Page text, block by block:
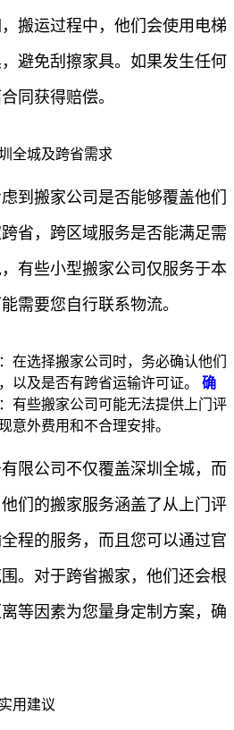
搬运过程中，他们会使用电梯
避免刮擦家具。如果发生任何
同获得赔偿。
全城及跨省需求
到搬家公司是否能够覆盖他们
省，跨区域服务是否能满足需
有些小型搬家公司仅服务于本
需要您自行联系物流。
：在选择搬家公司时，务必确认他们
以及是否有跨省运输许可证。 确
有些搬家公司可能无法提供上门评
意外费用和不合理安排。
限公司不仅覆盖深圳全城，而
们的搬家服务涵盖了从上门评
程的服务，而且您可以通过官
。对于跨省搬家，他们还会根
等因素为您量身定制方案，确
用建议